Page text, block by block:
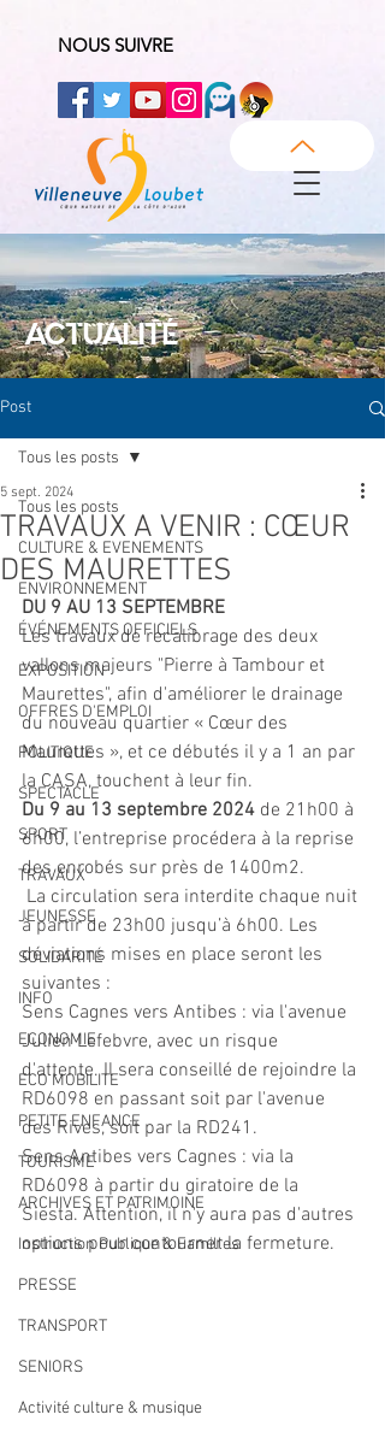
NOUS SUIVRE
ACTUALITÉ
Post
Tous les posts
CULTURE & EVENEMENTS
ENVIRONNEMENT
ÉVÉNEMENTS OFFICIELS
EXPOSITION
OFFRES D'EMPLOI
POLITIQUE
SPECTACLE
SPORT
TRAVAUX
JEUNESSE
SOLIDARITÉ
INFO
ECONOMIE
ECO MOBILITE
PETITE ENFANCE
TOURISME
ARCHIVES ET PATRIMOINE
Instruction Publique & Familles
PRESSE
TRANSPORT
SENIORS
Activité culture & musique
Tous les posts
TRAVAUX A VENIR : CŒUR
DES MAURETTES
5 sept. 2024
DU 9 AU 13 SEPTEMBRE
Les travaux de recalibrage des deux
vallons majeurs "Pierre à Tambour et
Maurettes", afin d'améliorer le drainage
du nouveau quartier « Cœur des
Maurettes », et ce débutés il y a 1 an par
la CASA, touchent à leur fin.
Du 9 au 13 septembre 2024 de 21h00 à
6h00, l’entreprise procédera à la reprise
des enrobés sur près de 1400m2.
La circulation sera interdite chaque nuit
à partir de 23h00 jusqu’à 6h00. Les
déviations mises en place seront les
suivantes :
Sens Cagnes vers Antibes : via l'avenue
Julien Lefebvre, avec un risque
d'attente. Il sera conseillé de rejoindre la
RD6098 en passant soit par l'avenue
des Rives, soit par la RD241.
Sens Antibes vers Cagnes : via la
RD6098 à partir du giratoire de la
Siesta. Attention, il n'y aura pas d'autres
options pour contourner la fermeture.